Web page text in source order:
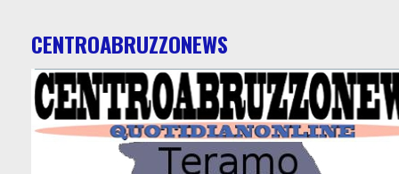
CENTROABRUZZONEWS